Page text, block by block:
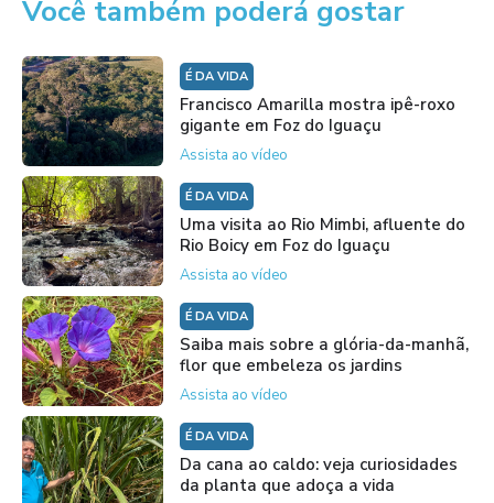
Você também poderá gostar
É DA VIDA
Francisco Amarilla mostra ipê-roxo
gigante em Foz do Iguaçu
Assista ao vídeo
É DA VIDA
Uma visita ao Rio Mimbi, afluente do
Rio Boicy em Foz do Iguaçu
Assista ao vídeo
É DA VIDA
Saiba mais sobre a glória-da-manhã,
flor que embeleza os jardins
Assista ao vídeo
É DA VIDA
Da cana ao caldo: veja curiosidades
da planta que adoça a vida